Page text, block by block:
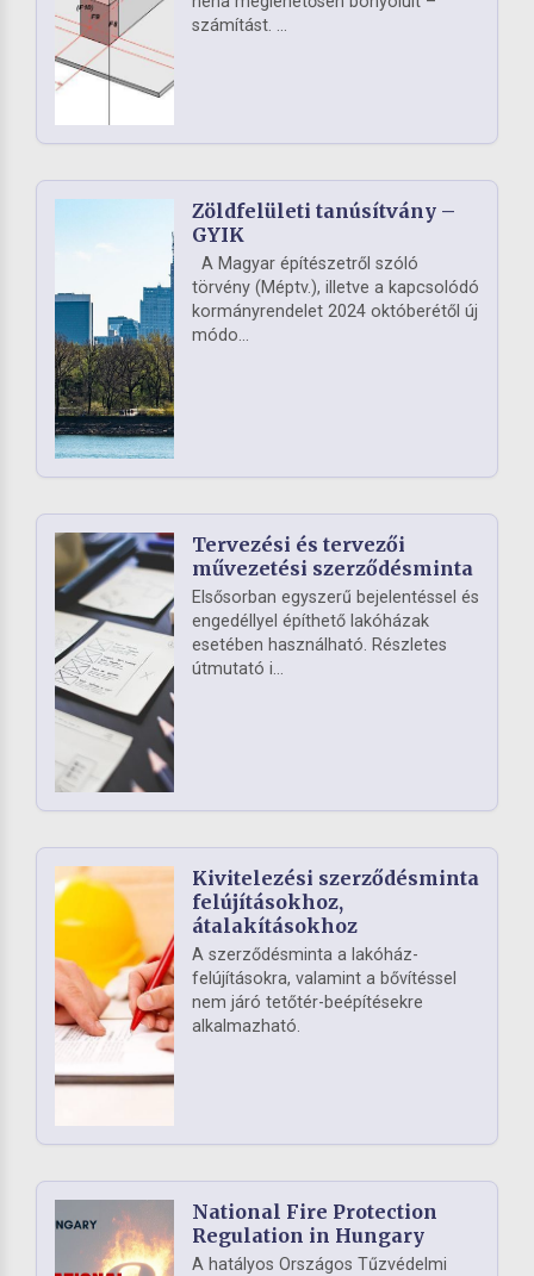
számítást. ...
Zöldfelületi tanúsítvány –
GYIK
A Magyar építészetről szóló
törvény (Méptv.), illetve a kapcsolódó
kormányrendelet 2024 októberétől új
módo...
Tervezési és tervezői
művezetési szerződésminta
Elsősorban egyszerű bejelentéssel és
engedéllyel építhető lakóházak
esetében használható. Részletes
útmutató i...
Kivitelezési szerződésminta
felújításokhoz,
átalakításokhoz
A szerződésminta a lakóház-
felújításokra, valamint a bővítéssel
nem járó tetőtér-beépítésekre
alkalmazható.
National Fire Protection
Regulation in Hungary
A hatályos Országos Tűzvédelmi